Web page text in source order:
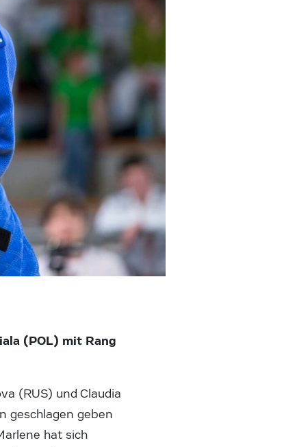
(POL) mit Rang
(RUS) und Claudia
geschlagen geben
hat sich